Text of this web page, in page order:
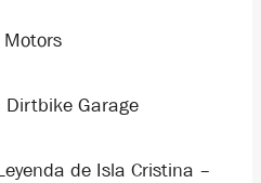
Dirtbike Garage
de Isla Cristina –